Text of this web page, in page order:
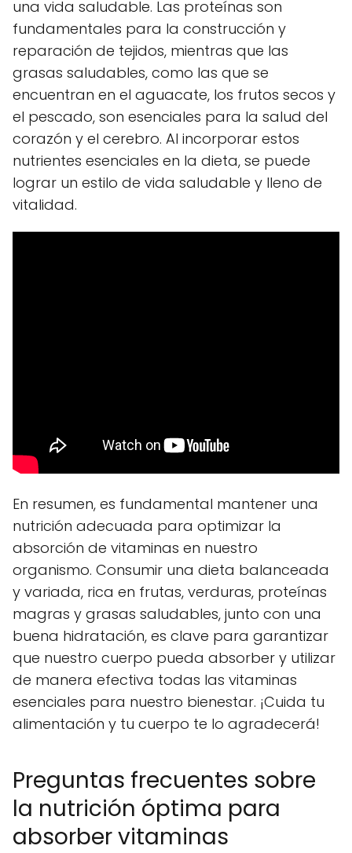
una vida saludable. Las proteínas son
fundamentales para la construcción y
reparación de tejidos, mientras que las
grasas saludables, como las que se
encuentran en el aguacate, los frutos secos y
el pescado, son esenciales para la salud del
corazón y el cerebro. Al incorporar estos
nutrientes esenciales en la dieta, se puede
lograr un estilo de vida saludable y lleno de
vitalidad.
En resumen, es fundamental mantener una
nutrición adecuada para optimizar la
absorción de vitaminas en nuestro
organismo. Consumir una dieta balanceada
y variada, rica en frutas, verduras, proteínas
magras y grasas saludables, junto con una
buena hidratación, es clave para garantizar
que nuestro cuerpo pueda absorber y utilizar
de manera efectiva todas las vitaminas
esenciales para nuestro bienestar. ¡Cuida tu
alimentación y tu cuerpo te lo agradecerá!
Preguntas frecuentes sobre
la nutrición óptima para
absorber vitaminas